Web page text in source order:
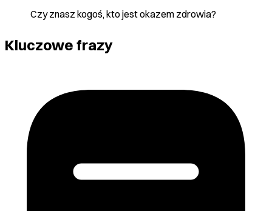
Czy znasz kogoś, kto jest okazem zdrowia?
Kluczowe frazy